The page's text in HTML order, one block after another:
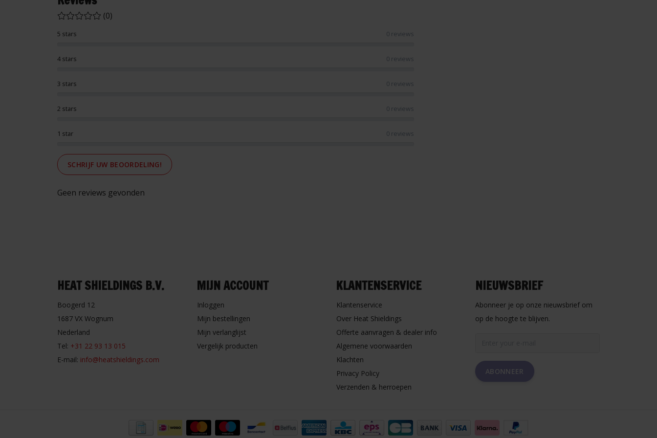
(0)
1 star 0 reviews
2 stars 0 reviews
3 stars 0 reviews
4 stars 0 reviews
5 stars 0 reviews
SCHRIJF UW BEOORDELING!
Geen reviews gevonden
HEAT SHIELDINGS B.V.
Boogerd 12
1687 VX Wognum
Nederland
Tel: +31 22 93 13 015
E-mail: info@heatshieldings.com
MIJN ACCOUNT
Inloggen
Mijn bestellingen
Mijn verlanglijst
Vergelijk producten
KLANTENSERVICE
Klantenservice
Over Heat Shieldings
Offerte aanvragen & dealer info
Algemene voorwaarden
Klachten
Privacy Policy
Verzenden & herroepen
NIEUWSBRIEF
Abonneer je op onze nieuwsbrief om
op de hoogte te blijven.
ABONNEER